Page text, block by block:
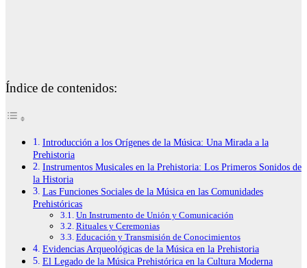
Índice de contenidos:
Introducción a los Orígenes de la Música: Una Mirada a la
Prehistoria
Instrumentos Musicales en la Prehistoria: Los Primeros Sonidos de
la Historia
Las Funciones Sociales de la Música en las Comunidades
Prehistóricas
Un Instrumento de Unión y Comunicación
Rituales y Ceremonias
Educación y Transmisión de Conocimientos
Evidencias Arqueológicas de la Música en la Prehistoria
El Legado de la Música Prehistórica en la Cultura Moderna